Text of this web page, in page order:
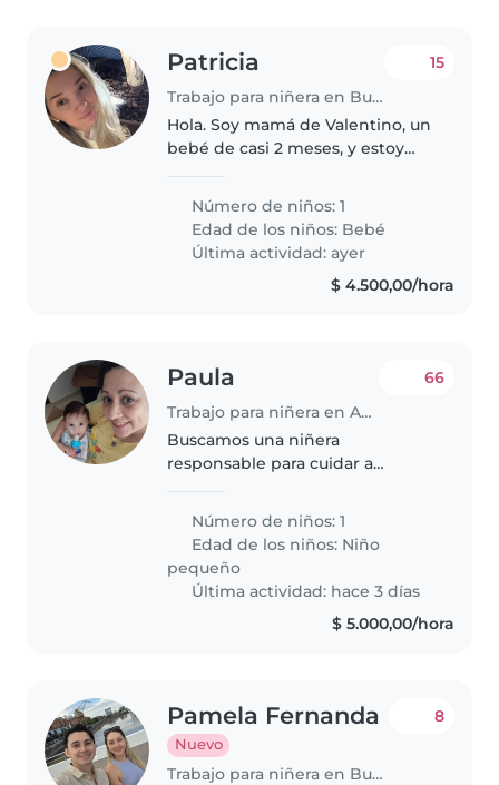
Patricia
Trabajo para niñera en Buenos Aires
15
Hola. Soy mamá de Valentino, un
bebé de casi 2 meses, y estoy
responsable, cariñosa y con
experiencia en el cuidado de
bebés. Busco una persona
paciente, atenta..
Número de niños: 1
Edad de los niños: Bebé
Última actividad: ayer
$ 4.500,00/hora
Paula
Trabajo para niñera en Avellaneda (Buenos Aires)
66
Buscamos una niñera
responsable para cuidar a
experiencia con bebés y mucha
paciencia. Contános tu
disponibilidad por..
Número de niños: 1
Edad de los niños: Niño
pequeño
Última actividad: hace 3 días
$ 5.000,00/hora
Pamela Fernanda
Nuevo
Trabajo para niñera en Buenos Aires
8